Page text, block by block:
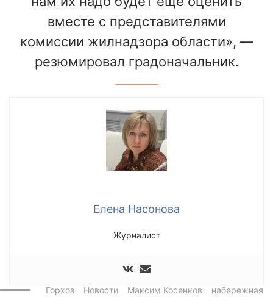
вместе с представителями
комиссии жилнадзора области», —
резюмировал градоначальник.
Елена Насонова
Журналист
Горхоз Новости Максим Косенков
набережная